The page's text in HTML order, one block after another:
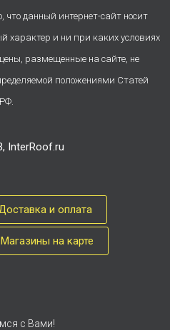
данный интернет-сайт носит
характер и ни при каких условиях
размещенные на сайте, не
положениями Статей
InterRoof.ru
и оплата
Магазины на карте
с Вами!